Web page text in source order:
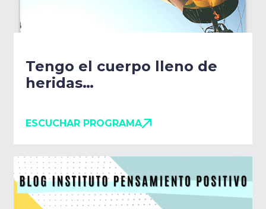
Tengo el cuerpo lleno de
heridas…
ESCUCHAR PROGRAMA